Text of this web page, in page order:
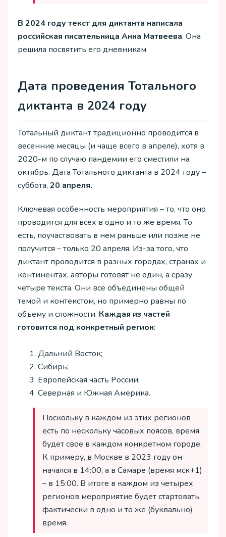
В 2024 году текст для диктанта написала
российская писательница Анна Матвеева. Она
решила посвятить его дневникам
Дата проведения Тотального
диктанта в 2024 году
Тотальный диктант традиционно проводится в
весенние месяцы (и чаще всего в апреле), хотя в
2020-м по случаю пандемии его сместили на
октябрь. Дата Тотального диктанта в 2024 году –
суббота, 20 апреля.
Ключевая особенность мероприятия – то, что оно
проводится для всех в одно и то же время. То
есть, поучаствовать в нем раньше или позже не
получится – только 20 апреля. Из-за того, что
диктант проводится в разных городах, странах и
континентах, авторы готовят не один, а сразу
четыре текста. Они все объединены общей
темой и контекстом, но примерно равны по
объему и сложности. Каждая из частей
готовится под конкретный регион:
Дальний Восток;
Сибирь;
Европейская часть России;
Северная и Южная Америка.
Поскольку в каждом из этих регионов
есть по нескольку часовых поясов, время
будет свое в каждом конкретном городе.
К примеру, в Москве в 2023 году он
начался в 14:00, а в Самаре (время мск+1)
– в 15:00. В итоге в каждом из четырех
регионов мероприятие будет стартовать
фактически в одно и то же (буквально)
время.